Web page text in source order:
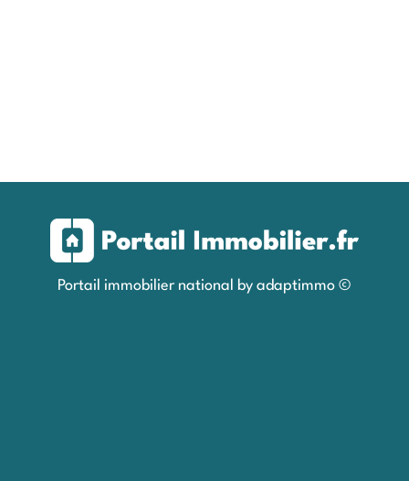
Portail immobilier national by adaptimmo ©